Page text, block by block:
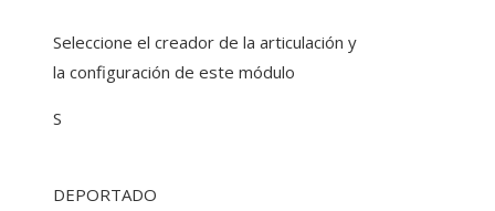
Seleccione el creador de la articulación y
la configuración de este módulo
S
DEPORTADO